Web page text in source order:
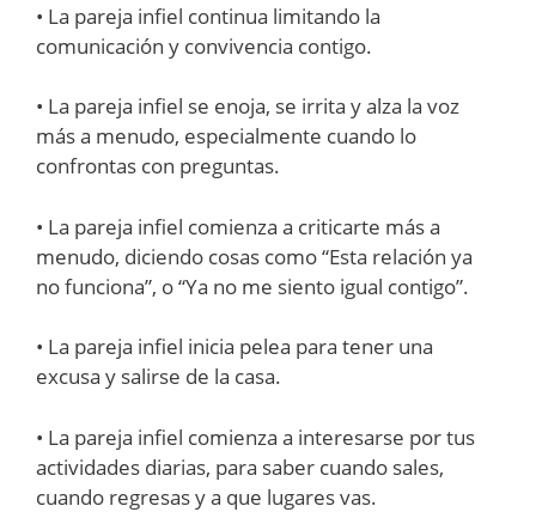
• La pareja infiel continua limitando la
comunicación y convivencia contigo.
• La pareja infiel se enoja, se irrita y alza la voz
más a menudo, especialmente cuando lo
confrontas con preguntas.
• La pareja infiel comienza a criticarte más a
menudo, diciendo cosas como “Esta relación ya
no funciona”, o “Ya no me siento igual contigo”.
• La pareja infiel inicia pelea para tener una
excusa y salirse de la casa.
• La pareja infiel comienza a interesarse por tus
actividades diarias, para saber cuando sales,
cuando regresas y a que lugares vas.